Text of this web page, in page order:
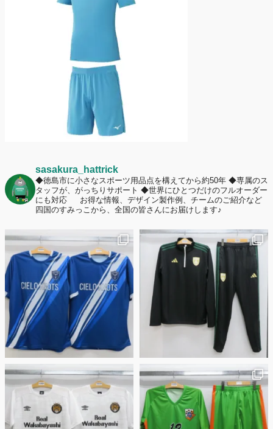
する声も32.7%に！
応援ユニフォーム、約53％が「会場に一体感があってよい」と回答。チ
ームへの愛情が伝わる応援スタイルとは？
sasakura_hattrick
◆徳島市に小さなスポーツ用品点を構えてから約50年 ◆専属のス
タッフが、がっちりサポート ◆世界にひとつだけのフルオーダー
にも対応
お得な情報、デザイン製作例、チームのご紹介など
四国のすみっこから、全国の皆さんにお届けします♪